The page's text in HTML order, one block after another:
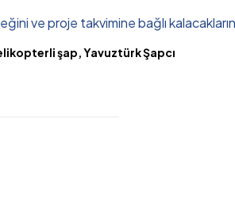
ve proje takvimine bağlı
şap, Yavuztürk Şapcı